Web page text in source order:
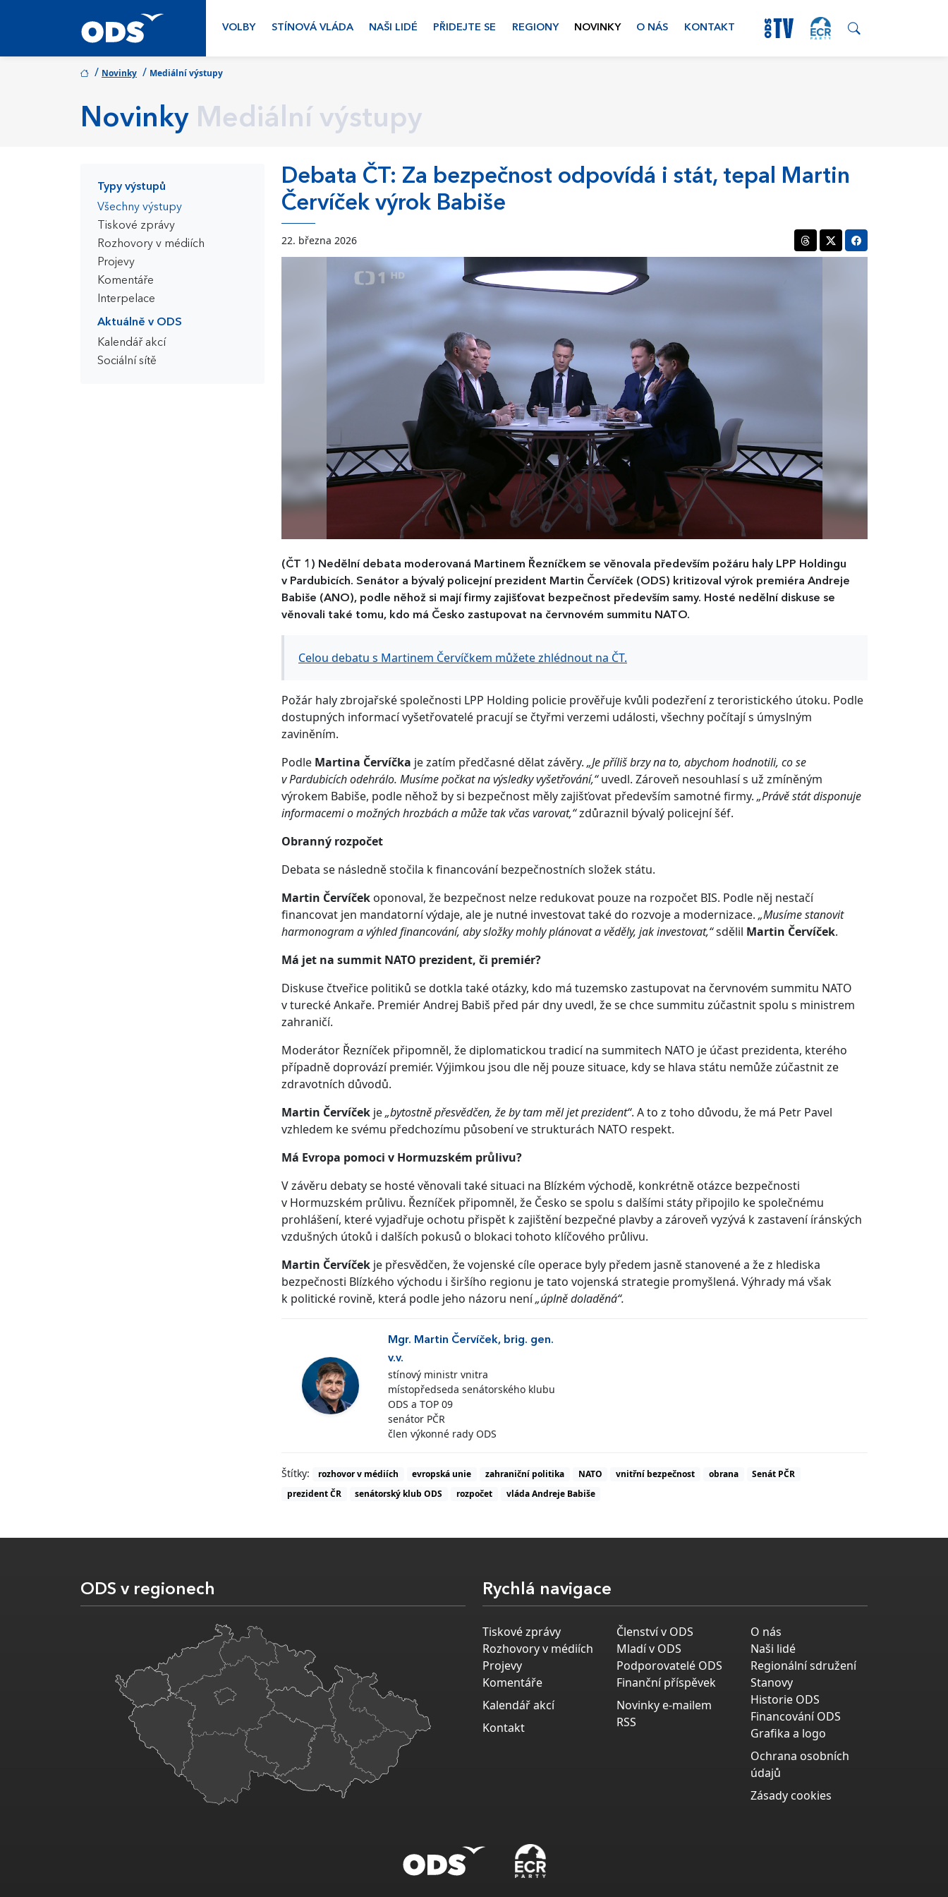
VOLBY STÍNOVÁ VLÁDA NAŠI LIDÉ PŘIDEJTE SE REGIONY NOVINKY O NÁS KONTAKT
/ Novinky / Mediální výstupy
Novinky Mediální výstupy
Typy výstupů
Všechny výstupy
Tiskové zprávy
Rozhovory v médiích
Projevy
Komentáře
Interpelace
Aktuálně v ODS
Kalendář akcí
Sociální sítě
Debata ČT: Za bezpečnost odpovídá i stát, tepal Martin
Červíček výrok Babiše
22. března 2026
(ČT 1) Nedělní debata moderovaná Martinem Řezníčkem se věnovala především požáru haly LPP Holdingu
v Pardubicích. Senátor a bývalý policejní prezident Martin Červíček (ODS) kritizoval výrok premiéra Andreje
Babiše (ANO), podle něhož si mají firmy zajišťovat bezpečnost především samy. Hosté nedělní diskuse se
věnovali také tomu, kdo má Česko zastupovat na červnovém summitu NATO.
Celou debatu s Martinem Červíčkem můžete zhlédnout na ČT.
Požár haly zbrojařské společnosti LPP Holding policie prověřuje kvůli podezření z teroristického útoku. Podle
dostupných informací vyšetřovatelé pracují se čtyřmi verzemi události, všechny počítají s úmyslným
zaviněním.
Podle Martina Červíčka je zatím předčasné dělat závěry. „Je příliš brzy na to, abychom hodnotili, co se
v Pardubicích odehrálo. Musíme počkat na výsledky vyšetřování,“uvedl. Zároveň nesouhlasí s už zmíněným
výrokem Babiše, podle něhož by si bezpečnost měly zajišťovat především samotné firmy. „Právě stát disponuje
informacemi o možných hrozbách a může tak včas varovat,“zdůraznil bývalý policejní šéf.
Obranný rozpočet
Debata se následně stočila k financování bezpečnostních složek státu.
Martin Červíček oponoval, že bezpečnost nelze redukovat pouze na rozpočet BIS. Podle něj nestačí
financovat jen mandatorní výdaje, ale je nutné investovat také do rozvoje a modernizace. „Musíme stanovit
harmonogram a výhled financování, aby složky mohly plánovat a věděly, jak investovat,“sdělil Martin Červíček.
Má jet na summit NATO prezident, či premiér?
Diskuse čtveřice politiků se dotkla také otázky, kdo má tuzemsko zastupovat na červnovém summitu NATO
v turecké Ankaře. Premiér Andrej Babiš před pár dny uvedl, že se chce summitu zúčastnit spolu s ministrem
zahraničí.
Moderátor Řezníček připomněl, že diplomatickou tradicí na summitech NATO je účast prezidenta, kterého
případně doprovází premiér. Výjimkou jsou dle něj pouze situace, kdy se hlava státu nemůže zúčastnit ze
zdravotních důvodů.
Martin Červíček je„bytostně přesvědčen, že by tam měl jet prezident“. A to z toho důvodu, že má Petr Pavel
vzhledem ke svému předchozímu působení ve strukturách NATO respekt.
Má Evropa pomoci v Hormuzském průlivu?
V závěru debaty se hosté věnovali také situaci na Blízkém východě, konkrétně otázce bezpečnosti
v Hormuzském průlivu. Řezníček připomněl, že Česko se spolu s dalšími státy připojilo ke společnému
prohlášení, které vyjadřuje ochotu přispět k zajištění bezpečné plavby a zároveň vyzývá k zastavení íránských
vzdušných útoků i dalších pokusů o blokaci tohoto klíčového průlivu.
Martin Červíček je přesvědčen, že vojenské cíle operace byly předem jasně stanovené a že z hlediska
bezpečnosti Blízkého východu i širšího regionu je tato vojenská strategie promyšlená. Výhrady má však
k politické rovině, která podle jeho názoru není„úplně doladěná“.
Mgr. Martin Červíček, brig. gen.
v.v.
stínový ministr vnitra
místopředseda senátorského klubu
ODS a TOP 09
senátor PČR
člen výkonné rady ODS
Štítky: rozhovor v médiích evropská unie zahraniční politika NATO vnitřní bezpečnost obrana
Senát PČR
prezident ČR
senátorský klub ODS rozpočet vláda Andreje Babiše
ODS v regionech Rychlá navigace
Tiskové zprávy
Rozhovory v médiích
Projevy
Komentáře
Kalendář akcí
Kontakt
Členství v ODS
Mladí v ODS
Podporovatelé ODS
Finanční příspěvek
Novinky e-mailem
RSS
O nás
Naši lidé
Regionální sdružení
Stanovy
Historie ODS
Financování ODS
Grafika a logo
Ochrana osobních
údajů
Zásady cookies